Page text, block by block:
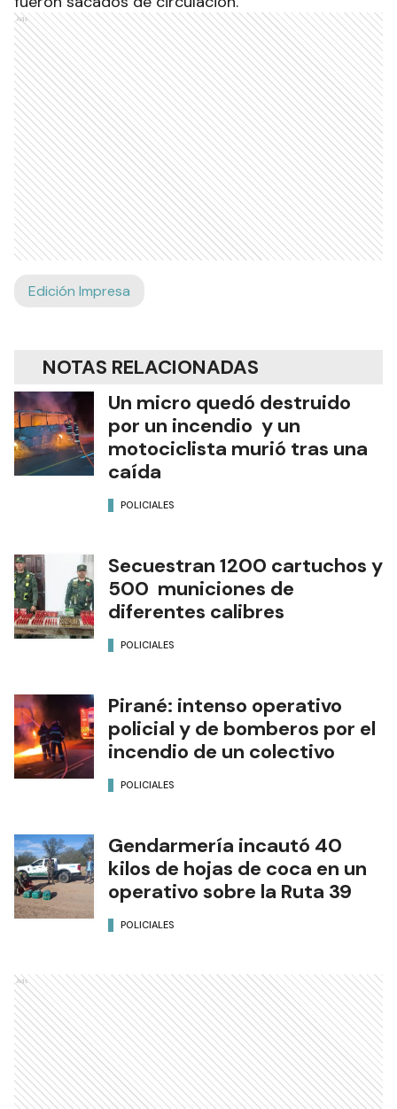
Ads
Edición Impresa
NOTAS RELACIONADAS
Un micro quedó destruido
por un incendio y un
motociclista murió tras una
caída
POLICIALES
Secuestran 1200 cartuchos y
500 municiones de
diferentes calibres
POLICIALES
Pirané: intenso operativo
policial y de bomberos por el
incendio de un colectivo
POLICIALES
Gendarmería incautó 40
kilos de hojas de coca en un
operativo sobre la Ruta 39
POLICIALES
Ads